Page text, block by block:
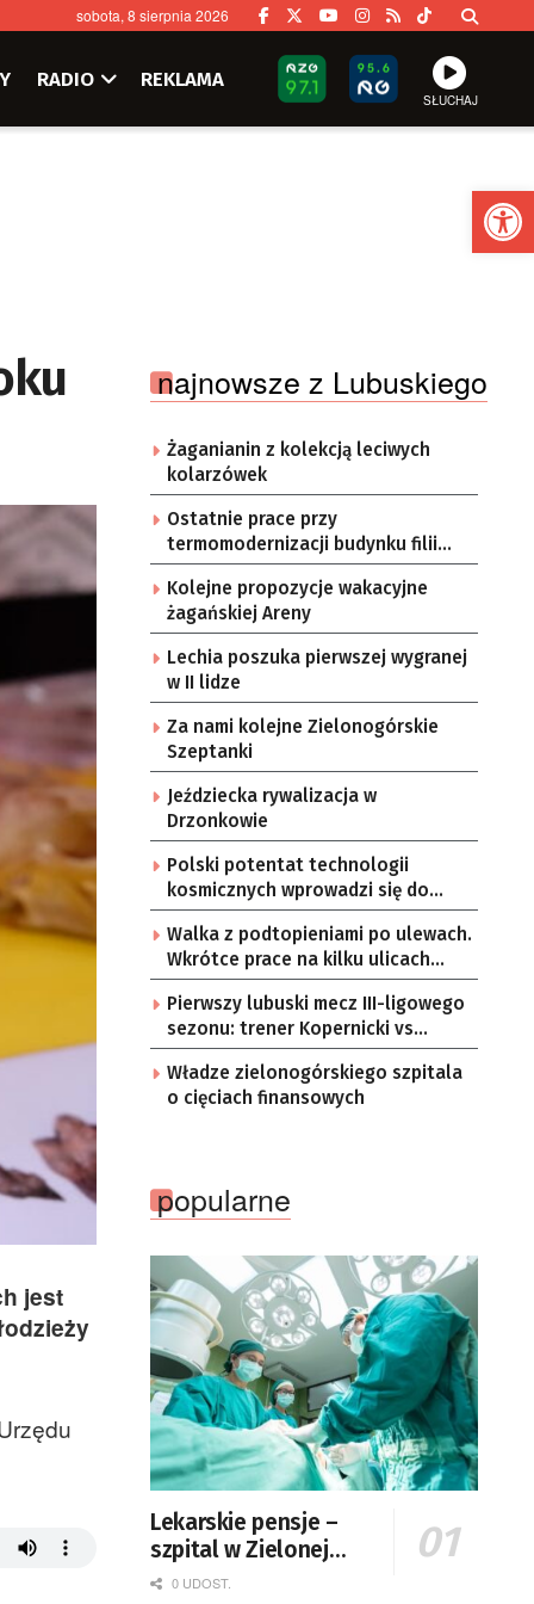
sobota, 8 sierpnia 2026
RADIO REKLAMA
SŁUCHAJ
jest
najnowsze z Lubuskiego
Żaganianin z kolekcją leciwych
kolarzówek
Ostatnie prace przy
termomodernizacji budynku filii
przedszkola Bajka
Kolejne propozycje wakacyjne
żagańskiej Areny
Lechia poszuka pierwszej wygranej
w II lidze
Za nami kolejne Zielonogórskie
Szeptanki
Jeździecka rywalizacja w
Drzonkowie
Polski potentat technologii
kosmicznych wprowadzi się do
Zielonej Góry
Walka z podtopieniami po ulewach.
Wkrótce prace na kilku ulicach
Gorzowa
Pierwszy lubuski mecz III-ligowego
sezonu: trener Kopernicki vs
starzy znajomi
Władze zielonogórskiego szpitala
o cięciach finansowych
popularne
Lekarskie pensje –
szpital w Zielonej
Górze podaje dane
0 UDOST.